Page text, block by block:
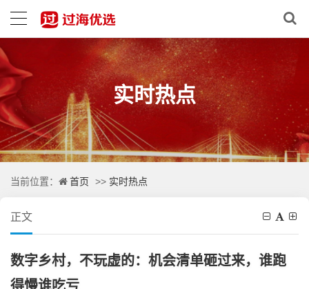
实时热点
当前位置： 首页 >> 实时热点
正文
数字乡村，不玩虚的：机会清单砸过来，谁跑
得慢谁吃亏